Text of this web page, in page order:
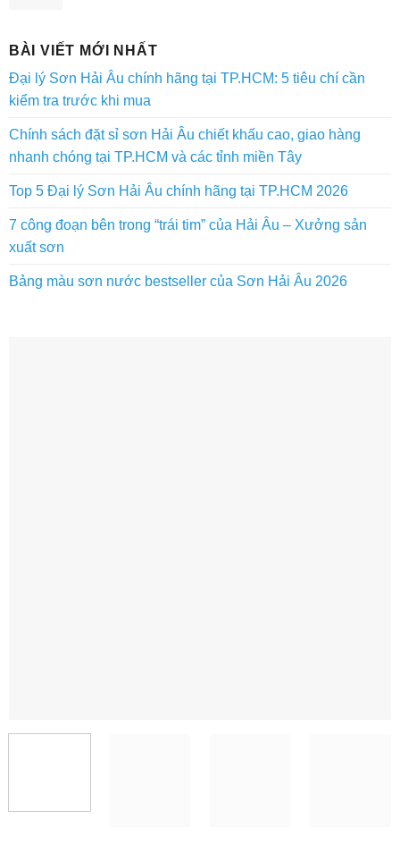
3,119,600₫
BÀI VIẾT MỚI NHẤT
Đại lý Sơn Hải Âu chính hãng tại TP.HCM: 5 tiêu chí cần
kiểm tra trước khi mua
Chính sách đặt sỉ sơn Hải Âu chiết khấu cao, giao hàng
nhanh chóng tại TP.HCM và các tỉnh miền Tây
Top 5 Đại lý Sơn Hải Âu chính hãng tại TP.HCM 2026
7 công đoạn bên trong “trái tim” của Hải Âu – Xưởng sản
xuất sơn
Bảng màu sơn nước bestseller của Sơn Hải Âu 2026